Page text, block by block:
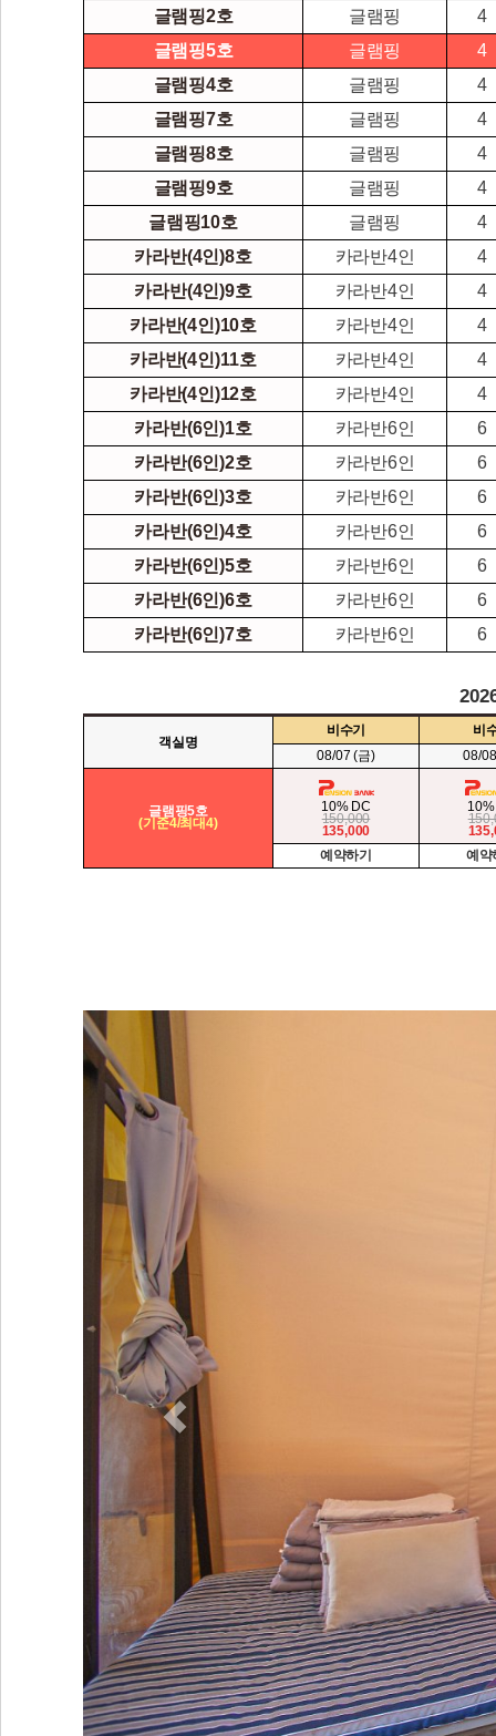
글램핑2호
글램핑
4
글램핑5호
글램핑
4
글램핑4호
글램핑
4
글램핑7호
글램핑
4
글램핑8호
글램핑
4
글램핑9호
글램핑
4
글램핑10호
글램핑
4
카라반(4인)8호
카라반4인
4
카라반(4인)9호
카라반4인
4
카라반(4인)10호
카라반4인
4
카라반(4인)11호
카라반4인
4
카라반(4인)12호
카라반4인
4
카라반(6인)1호
카라반6인
6
카라반(6인)2호
카라반6인
6
카라반(6인)3호
카라반6인
6
카라반(6인)4호
카라반6인
6
카라반(6인)5호
카라반6인
6
카라반(6인)6호
카라반6인
6
카라반(6인)7호
카라반6인 6